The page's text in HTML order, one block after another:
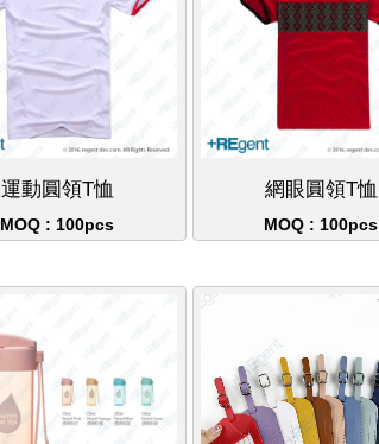
運動圓領T恤
MOQ : 100pcs
網眼圓領T恤
MOQ : 100pcs